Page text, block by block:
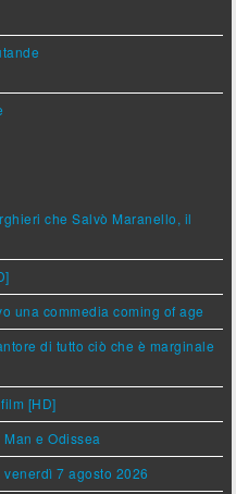
che Salvò Maranello, il
una commedia coming of age
di tutto ciò che è marginale
[HD]
e Odissea
7 agosto 2026